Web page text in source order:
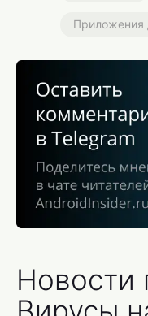
Приложения
Новости